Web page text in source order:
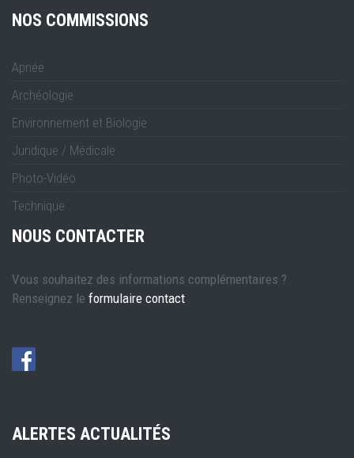
NOS COMMISSIONS
Apnée
Archéologie
Environnement et Biologie
Juridique / Médicale
Photo-Vidéo
Technique
NOUS CONTACTER
Vous souhaitez des informations complémentaires ?
Renseignez le formulaire contact
ALERTES ACTUALITÉS